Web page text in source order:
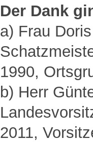
Der Dank
a) Frau
1990,
b) Herr
2011,